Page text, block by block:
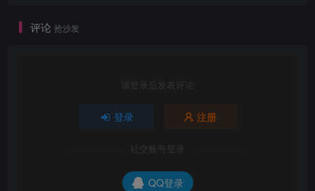
评论 抢沙发
请登录后发表评论
登录 注册
社交账号登录
QQ登录